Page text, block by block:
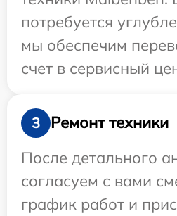
потребуется
мы обеспечим
счет в сервисный
3
Ремонт техники
После детального
согласуем с вами
график работ и